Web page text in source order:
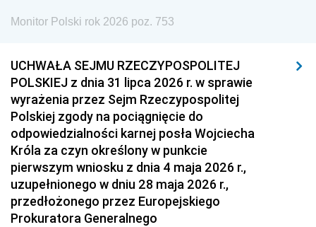
Monitor Polski rok 2026 poz. 753
UCHWAŁA SEJMU RZECZYPOSPOLITEJ
POLSKIEJ z dnia 31 lipca 2026 r. w sprawie
wyrażenia przez Sejm Rzeczypospolitej
Polskiej zgody na pociągnięcie do
odpowiedzialności karnej posła Wojciecha
Króla za czyn określony w punkcie
pierwszym wniosku z dnia 4 maja 2026 r.,
uzupełnionego w dniu 28 maja 2026 r.,
przedłożonego przez Europejskiego
Prokuratora Generalnego